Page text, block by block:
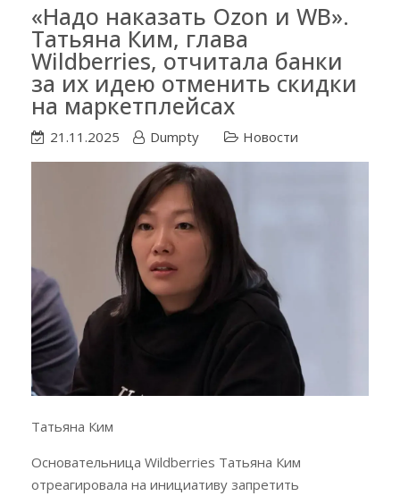
«Надо наказать Ozon и WB».
Татьяна Ким, глава
Wildberries, отчитала банки
за их идею отменить скидки
на маркетплейсах
21.11.2025 Dumpty Новости
Татьяна Ким
Основательница Wildberries Татьяна Ким
отреагировала на инициативу запретить